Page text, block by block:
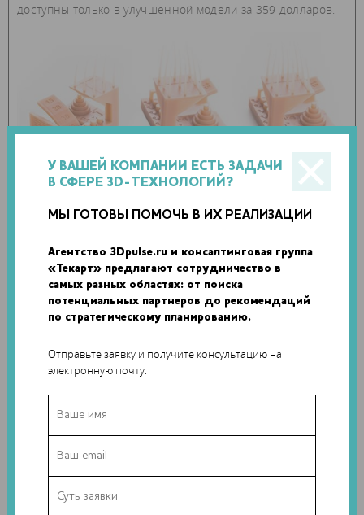
У ВАШЕЙ КОМПАНИИ ЕСТЬ ЗАДАЧИ
В СФЕРЕ 3D-ТЕХНОЛОГИЙ?
МЫ ГОТОВЫ ПОМОЧЬ В ИХ РЕАЛИЗАЦИИ
Агентство 3Dpulse.ru и консалтинговая группа
«Текарт» предлагают сотрудничество в
самых разных областях: от поиска
потенциальных партнеров до рекомендаций
по стратегическому планированию.
Отправьте заявку и получите консультацию на
электронную почту.
доступны только в улучшенной модели за 359 долларов.